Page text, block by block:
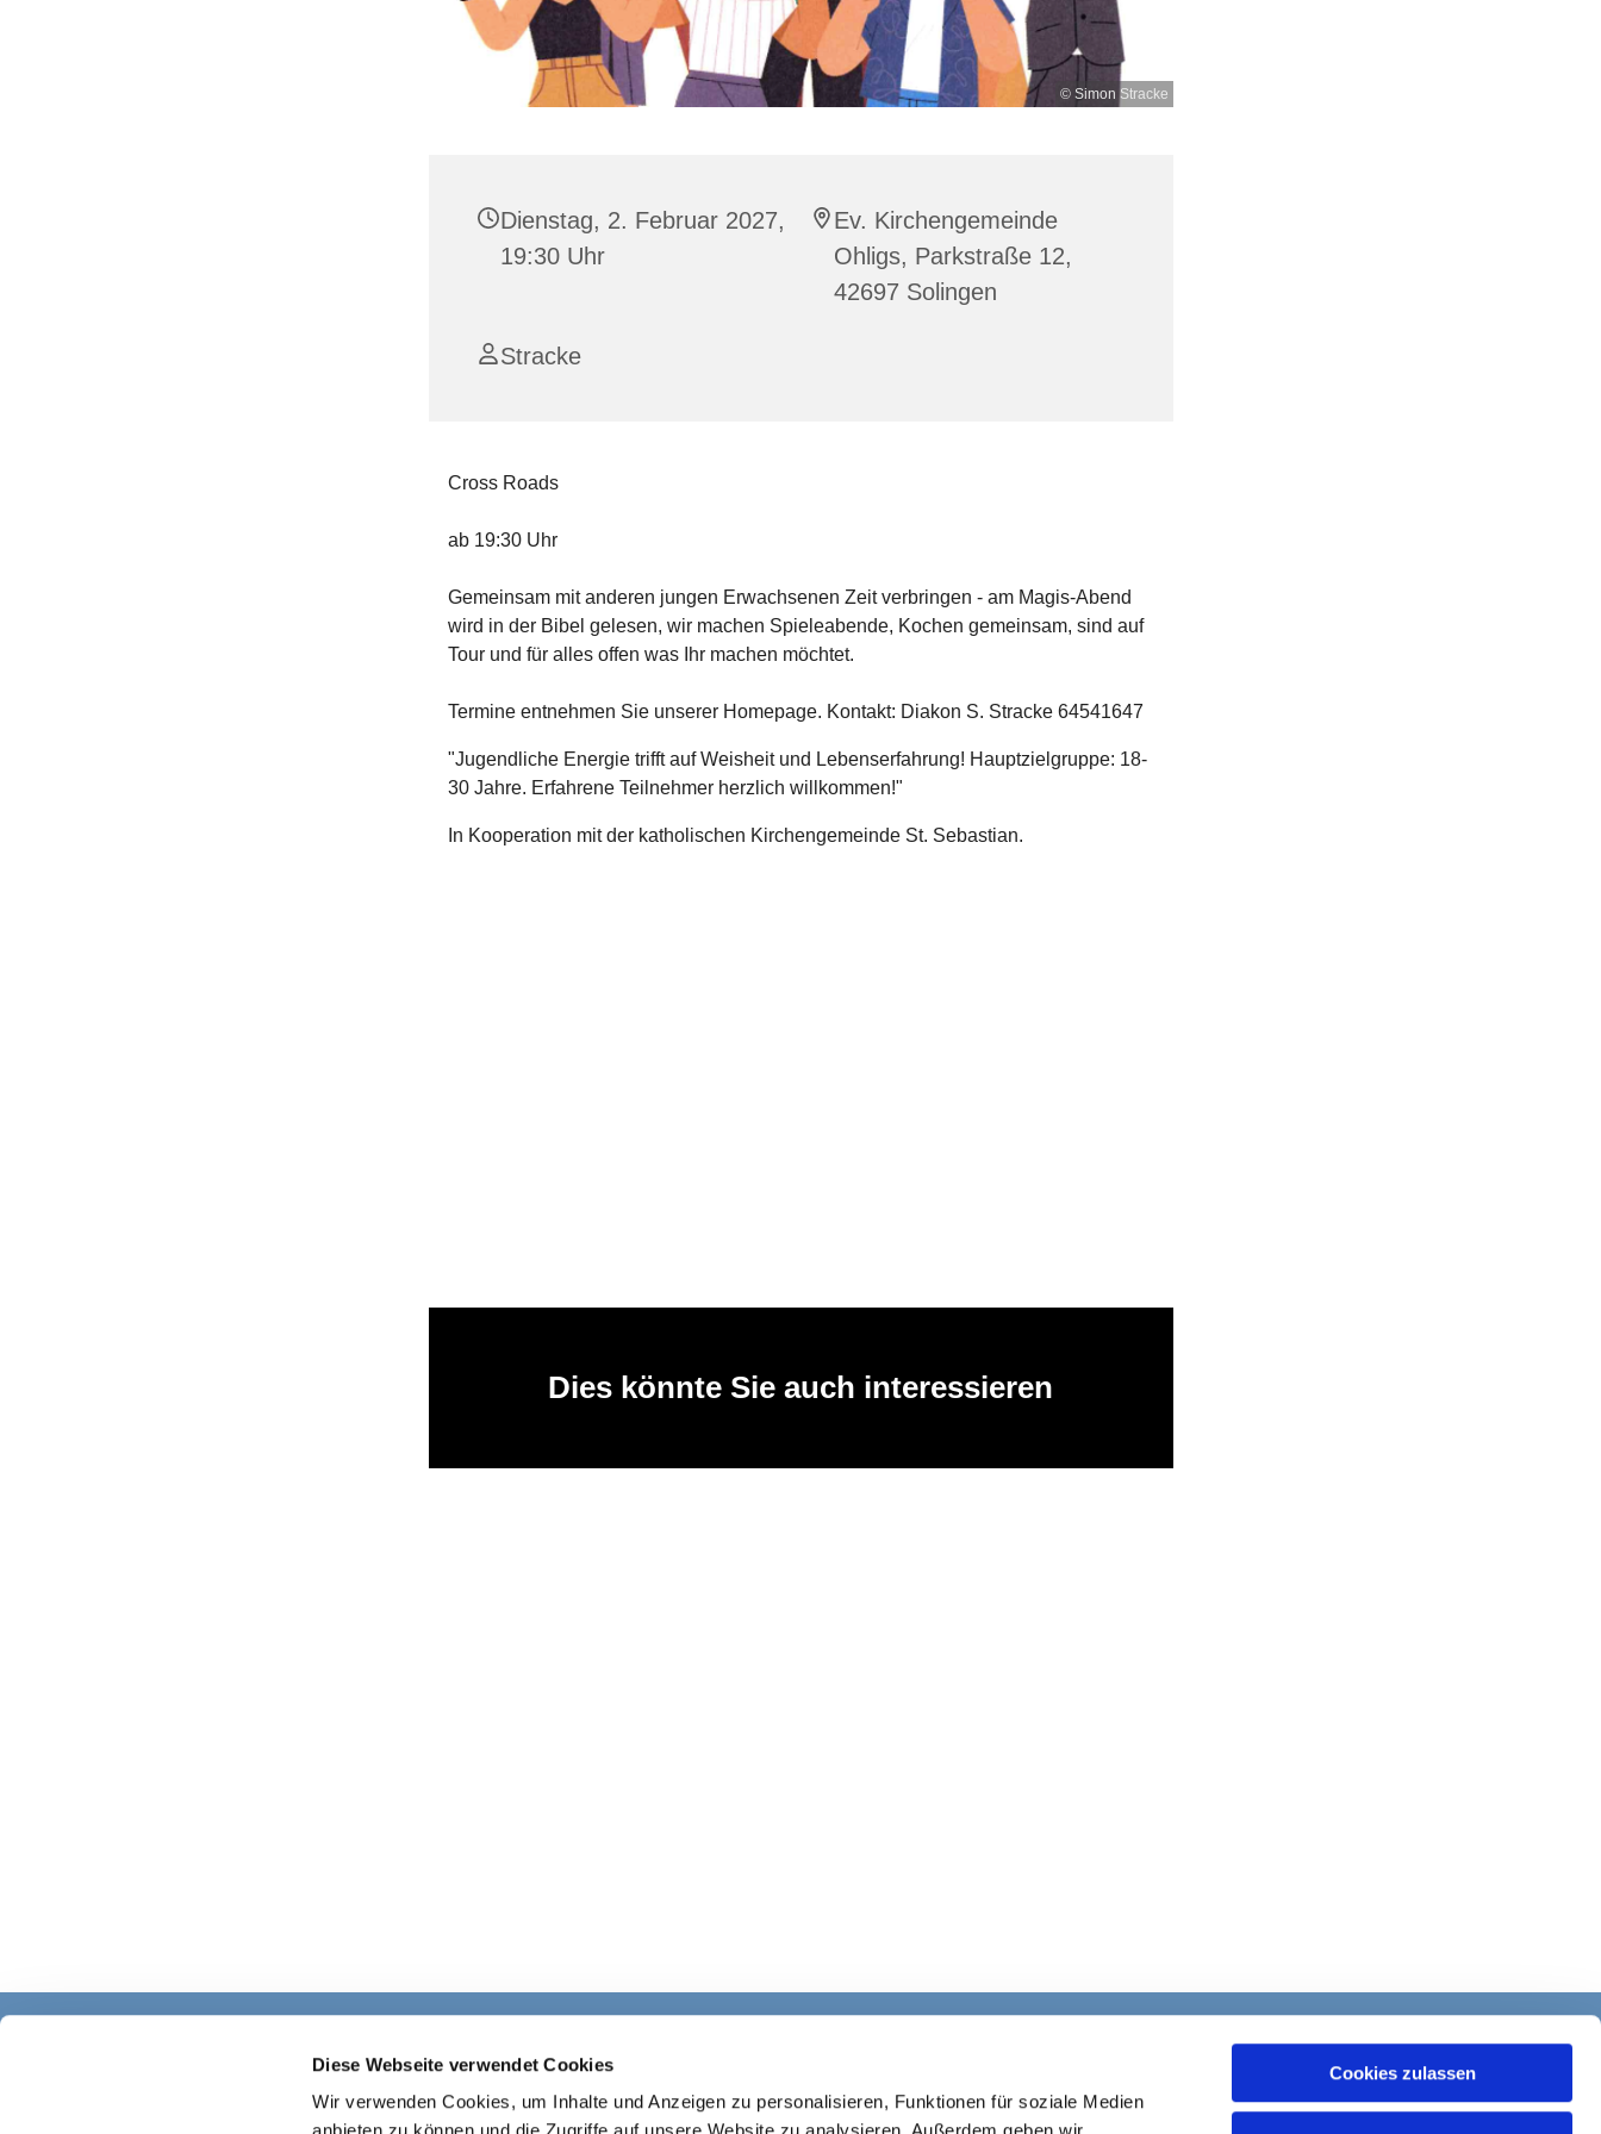
Diese Webseite verwendet Cookies
Wir verwenden Cookies, um Inhalte und Anzeigen zu personalisieren, Funktionen für soziale Medien
Cookies zulassen
© Simon Stracke
Dienstag, 2. Februar 2027,
19:30 Uhr
Ev. Kirchengemeinde
Ohligs, Parkstraße 12,
42697 Solingen
Stracke
Cross Roads
ab 19:30 Uhr
Gemeinsam mit anderen jungen Erwachsenen Zeit verbringen - am Magis-Abend
wird in der Bibel gelesen, wir machen Spieleabende, Kochen gemeinsam, sind auf
Tour und für alles offen was Ihr machen möchtet.
Termine entnehmen Sie unserer Homepage. Kontakt: Diakon S. Stracke 64541647
"Jugendliche Energie trifft auf Weisheit und Lebenserfahrung! Hauptzielgruppe: 18-
30 Jahre. Erfahrene Teilnehmer herzlich willkommen!"
In Kooperation mit der katholischen Kirchengemeinde St. Sebastian.
Dies könnte Sie auch interessieren
+4921264541645
ohligs@ekir.de